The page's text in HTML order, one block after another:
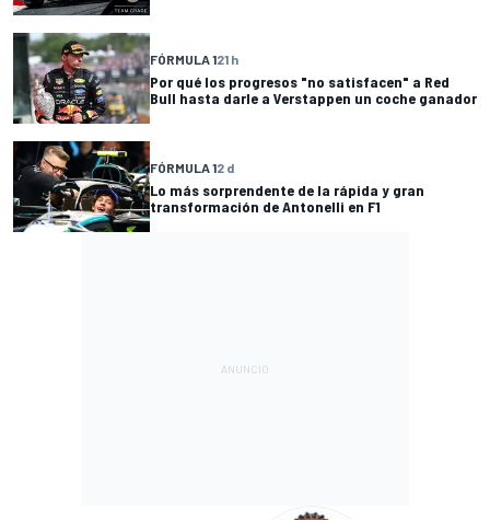
FÓRMULA 121 h
Por qué los progresos "no satisfacen" a Red
Bull hasta darle a Verstappen un coche ganador
FÓRMULA 12 d
Lo más sorprendente de la rápida y gran
transformación de Antonelli en F1